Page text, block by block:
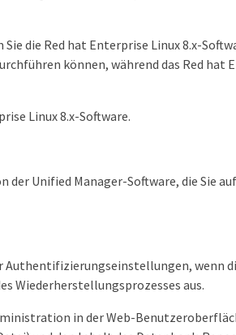
die Red hat Enterprise Linux 8.x-
können, während das Red hat
Linux 8.x-Software.
der Unified Manager-Software, die Sie
Authentifizierungseinstellungen, wenn
Wiederherstellungsprozesses aus.
in der Web-